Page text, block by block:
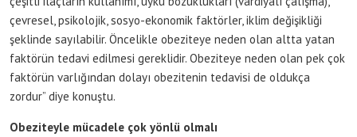
çevresel, psikolojik, sosyo-ekonomik faktörler, iklim değişikliği
şeklinde sayılabilir. Öncelikle obeziteye neden olan altta yatan
faktörün tedavi edilmesi gereklidir. Obeziteye neden olan pek çok
faktörün varlığından dolayı obezitenin tedavisi de oldukça
zordur” diye konuştu.
Obeziteyle mücadele çok yönlü olmalı